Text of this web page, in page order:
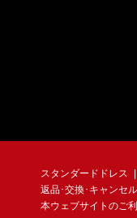
スタンダードドレス
返品･交換･キャンセ
本ウェブサイトのご